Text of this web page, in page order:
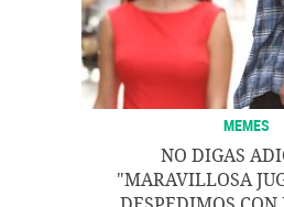
MEMES
NO DIGAS
"MARAVILLOSA